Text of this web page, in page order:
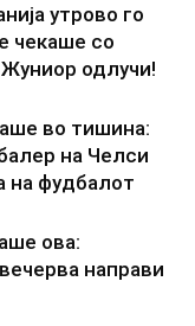
утрово го
чекаше со
одлучи!
во тишина:
на Челси
на фудбалот
ова:
направи